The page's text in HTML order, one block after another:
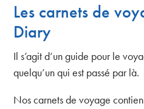
Les carnets de
Diary
Il s’agit d’un guide pour le
quelqu’un qui est passé par là.
Nos carnets de voyage